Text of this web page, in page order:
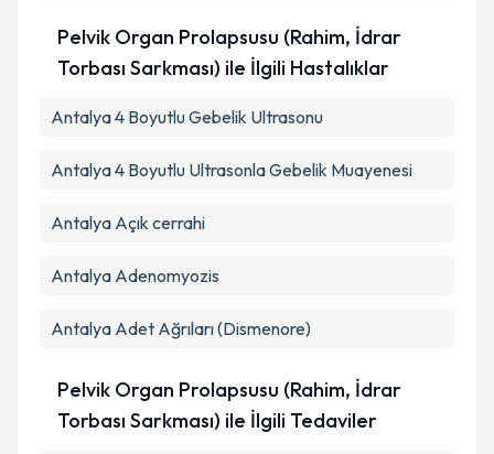
Pelvik Organ Prolapsusu (Rahim, İdrar
Torbası Sarkması) ile İlgili Hastalıklar
Antalya 4 Boyutlu Gebelik Ultrasonu
Antalya 4 Boyutlu Ultrasonla Gebelik Muayenesi
Antalya Açık cerrahi
Antalya Adenomyozis
Antalya Adet Ağrıları (Dismenore)
Pelvik Organ Prolapsusu (Rahim, İdrar
Torbası Sarkması) ile İlgili Tedaviler